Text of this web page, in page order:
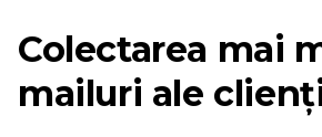
Colectarea mai
mailuri ale